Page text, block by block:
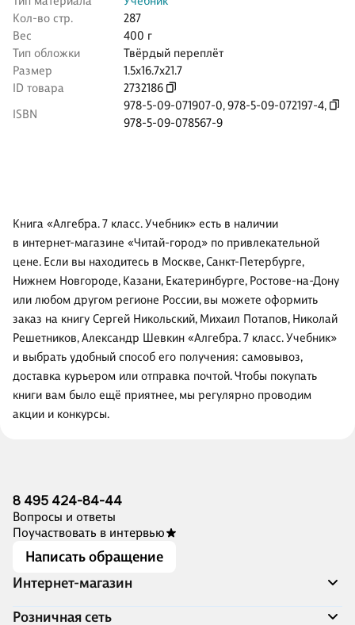
Кол-во стр.
287
Вес
400 г
Тип обложки
Твёрдый переплёт
Размер
1.5x16.7x21.7
ID товара
2732186
ISBN
978-5-09-071907-0,978-5-09-072197-4,
978-5-09-078567-9
Книга «Алгебра. 7 класс. Учебник» есть в наличии
в интернет-магазине «Читай-город» по привлекательной
цене. Если вы находитесь в Москве, Санкт-Петербурге,
Нижнем Новгороде, Казани, Екатеринбурге, Ростове-на-Дону
или любом другом регионе России, вы можете оформить
заказ на книгу Сергей Никольский, Михаил Потапов, Николай
Решетников, Александр Шевкин «Алгебра. 7 класс. Учебник»
и выбрать удобный способ его получения: самовывоз,
доставка курьером или отправка почтой. Чтобы покупать
книги вам было ещё приятнее, мы регулярно проводим
акции и конкурсы.
8 495 424-84-44
Вопросы и ответы
Поучаствовать в интервью
Написать обращение
Интернет-магазин
Акции
Розничная сеть